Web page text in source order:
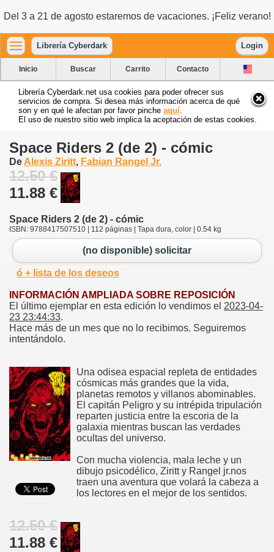
Del 3 a 21 de agosto estaremos de vacaciones. ¡Feliz verano!
Librería Cyberdark Login
Inicio Buscar Carrito Contacto
Librería Cyberdark.net usa cookies para poder ofrecer sus
servicios de compra. Si desea más información acerca de qué
son y en qué le afectan por favor pinche aquí
El uso de nuestro sitio web implica la aceptación de estas cookies.
Space Riders 2 (de 2) - cómic
De Alexis Ziritt, Fabian Rangel Jr.
12.50 €
11.88 €
Space Riders 2 (de 2) - cómic
ISBN: 9788417507510 | 112 páginas | Tapa dura, color | 0.54 kg
(no disponible) solicitar
ó + lista de los deseos
INFORMACIÓN AMPLIADA SOBRE REPOSICIÓN
El último ejemplar en esta edición lo vendimos el 2023-04-
23 23:44:33.
Hace más de un mes que no lo recibimos. Seguiremos
intentándolo.
Una odisea espacial repleta de entidades
cósmicas más grandes que la vida,
planetas remotos y villanos abominables.
El capitán Peligro y su intrépida tripulación
reparten justicia entre la escoria de la
galaxia mientras buscan las verdades
ocultas del universo.
Con mucha violencia, mala leche y un
dibujo psicodélico, Ziritt y Rangel jr.nos
traen una aventura que volará la cabeza a
los lectores en el mejor de los sentidos.
12.50 €
11.88 €